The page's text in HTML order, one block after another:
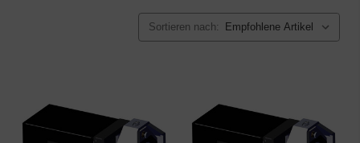
Sortieren nach: